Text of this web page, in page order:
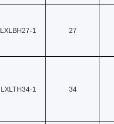
LXLBH27-1 27
LXLTH34-1 34